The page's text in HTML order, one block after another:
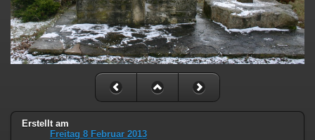
Erstellt am
Freitag 8 Februar 2013